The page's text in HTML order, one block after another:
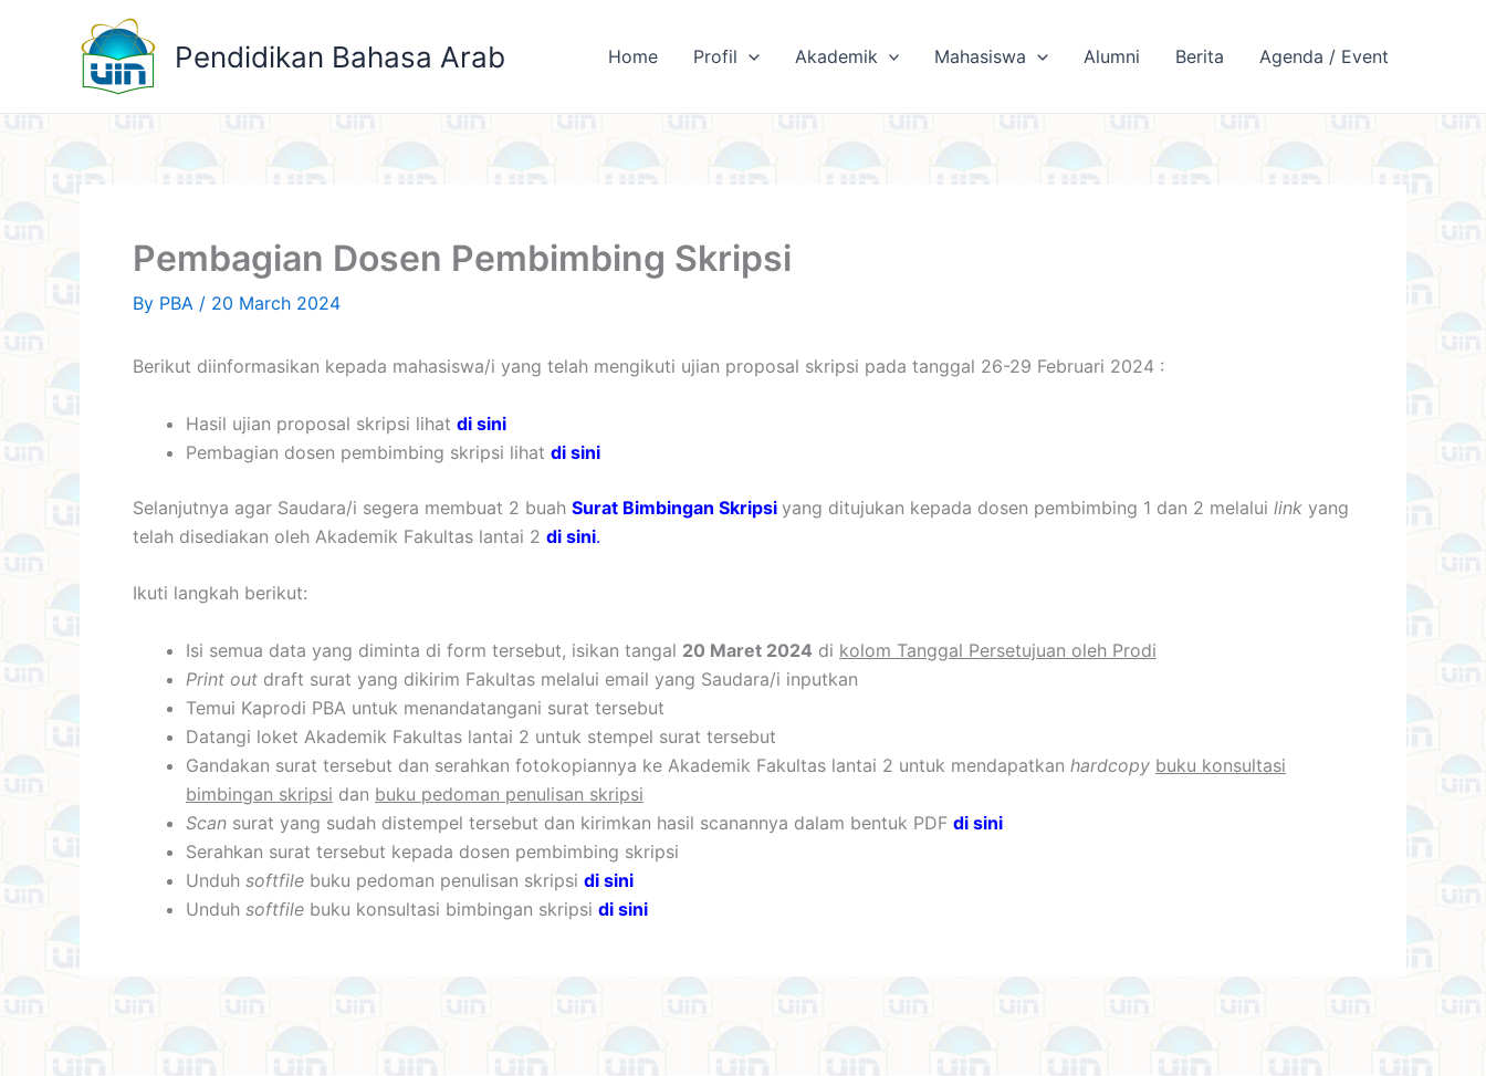
Pendidikan Bahasa Arab Home Profil Akademik Mahasiswa Alumni Berita Agenda / Event
Pembagian Dosen Pembimbing Skripsi
By PBA / 20 March 2024
Berikut diinformasikan kepada mahasiswa/i yang telah mengikuti ujian proposal skripsi pada tanggal 26-29 Februari 2024 :
Hasil ujian proposal skripsi lihat di sini
Pembagian dosen pembimbing skripsi lihat di sini
Selanjutnya agar Saudara/i segera membuat 2 buah Surat Bimbingan Skripsi yang ditujukan kepada dosen pembimbing 1 dan 2 melalui link yang
telah disediakan oleh Akademik Fakultas lantai 2 di sini.
Ikuti langkah berikut:
Isi semua data yang diminta di form tersebut, isikan tangal 20 Maret 2024 di kolom Tanggal Persetujuan oleh Prodi
Print out draft surat yang dikirim Fakultas melalui email yang Saudara/i inputkan
Temui Kaprodi PBA untuk menandatangani surat tersebut
Datangi loket Akademik Fakultas lantai 2 untuk stempel surat tersebut
Gandakan surat tersebut dan serahkan fotokopiannya ke Akademik Fakultas lantai 2 untuk mendapatkan hardcopy buku konsultasi
bimbingan skripsi dan buku pedoman penulisan skripsi
Scan surat yang sudah distempel tersebut dan kirimkan hasil scanannya dalam bentuk PDF di sini
Serahkan surat tersebut kepada dosen pembimbing skripsi
Unduh softfile buku pedoman penulisan skripsi di sini
Unduh softfile buku konsultasi bimbingan skripsi di sini